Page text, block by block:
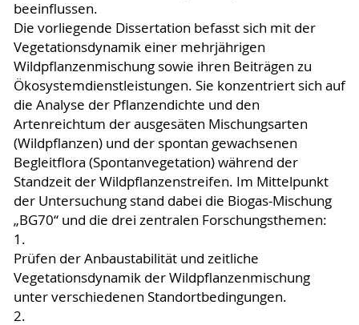
beeinflussen.
Die vorliegende Dissertation befasst sich mit der
Vegetationsdynamik einer mehrjährigen
Wildpflanzenmischung sowie ihren Beiträgen zu
Ökosystemdienstleistungen. Sie konzentriert sich auf
die Analyse der Pflanzendichte und den
Artenreichtum der ausgesäten Mischungsarten
(Wildpflanzen) und der spontan gewachsenen
Begleitflora (Spontanvegetation) während der
Standzeit der Wildpflanzenstreifen. Im Mittelpunkt
der Untersuchung stand dabei die Biogas-Mischung
„BG70“ und die drei zentralen Forschungsthemen:
1.
Prüfen der Anbaustabilität und zeitliche
Vegetationsdynamik der Wildpflanzenmischung
unter verschiedenen Standortbedingungen.
2.